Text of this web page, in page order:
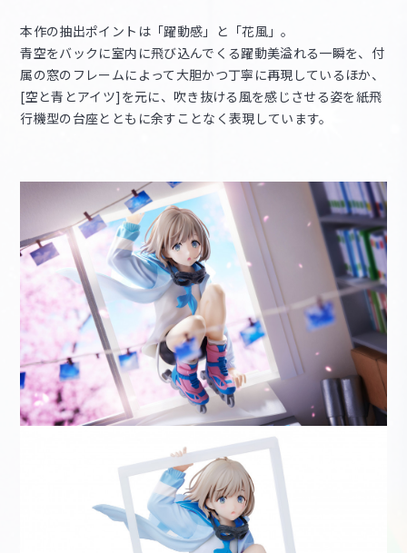
本作の抽出ポイントは「躍動感」と「花風」。
青空をバックに室内に飛び込んでくる躍動美溢れる一瞬を、付
属の窓のフレームによって大胆かつ丁寧に再現しているほか、
[空と青とアイツ]を元に、吹き抜ける風を感じさせる姿を紙飛
行機型の台座とともに余すことなく表現しています。